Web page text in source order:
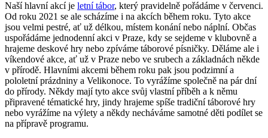
Naší hlavní akcí je letní tábor, který pravidelně pořádáme v červenci.
Od roku 2021 se ale scházíme i na akcích během roku. Tyto akce
jsou velmi pestré, ať už délkou, místem konání nebo náplní. Občas
uspořádáme jednodenní akci v Praze, kdy se sejdeme v klubovně a
hrajeme deskové hry nebo zpíváme táborové písničky. Děláme ale i
víkendové akce, ať už v Praze nebo ve srubech a základnách někde
v přírodě. Hlavními akcemi během roku pak jsou podzimní a
pololetní prázdniny a Velikonoce. To vyrážíme společně na pár dní
do přírody. Někdy mají tyto akce svůj vlastní příběh a k němu
připravené tématické hry, jindy hrajeme spíše tradiční táborové hry
nebo vyrážíme na výlety a někdy necháváme samotné děti podílet se
na přípravě programu.